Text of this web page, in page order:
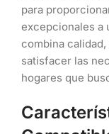
para
excepcionales a
combina
satisfacer las
hogares que